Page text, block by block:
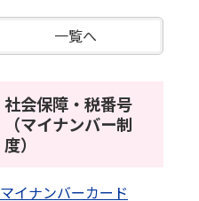
一覧へ
社会保障・税番号
（マイナンバー制
度）
マイナンバーカード